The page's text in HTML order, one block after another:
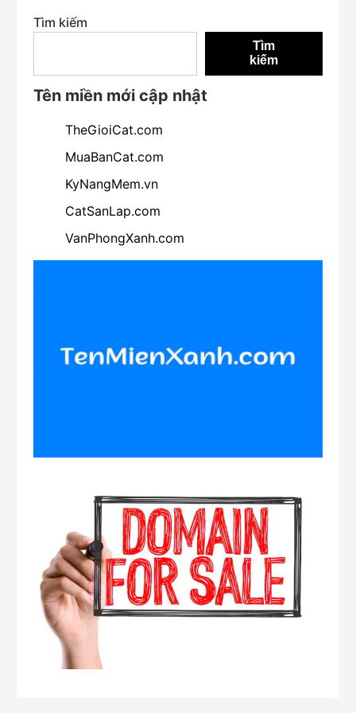
Tìm kiếm
Tìm
kiếm
Tên miền mới cập nhật
TheGioiCat.com
MuaBanCat.com
KyNangMem.vn
CatSanLap.com
VanPhongXanh.com